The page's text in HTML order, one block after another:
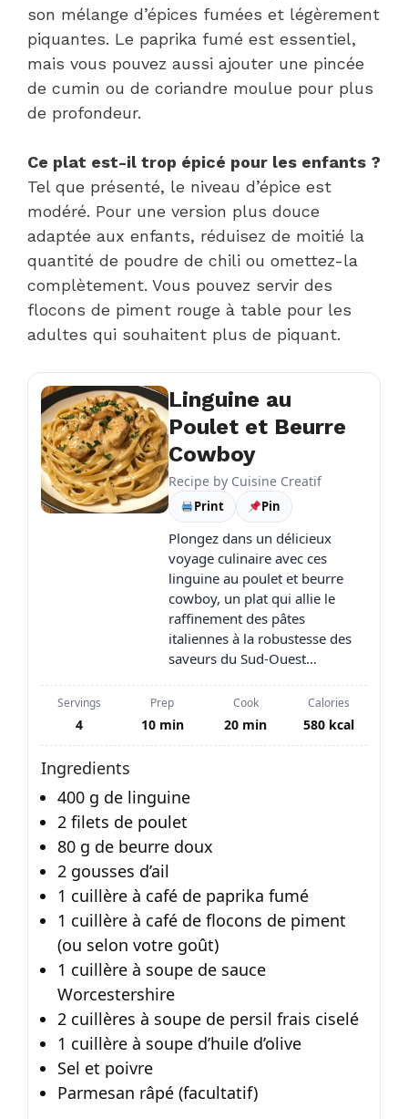
son mélange d’épices fumées et légèrement
piquantes. Le paprika fumé est essentiel,
mais vous pouvez aussi ajouter une pincée
de cumin ou de coriandre moulue pour plus
de profondeur.
Ce plat est-il trop épicé pour les enfants ?
Tel que présenté, le niveau d’épice est
modéré. Pour une version plus douce
adaptée aux enfants, réduisez de moitié la
quantité de poudre de chili ou omettez-la
complètement. Vous pouvez servir des
flocons de piment rouge à table pour les
adultes qui souhaitent plus de piquant.
Linguine au
Poulet et Beurre
Cowboy
Recipe by Cuisine Creatif
Print Pin
Plongez dans un délicieux
voyage culinaire avec ces
linguine au poulet et beurre
cowboy, un plat qui allie le
raffinement des pâtes
italiennes à la robustesse des
saveurs du Sud-Ouest…
Servings
4
Prep
10 min
Cook
20 min
Calories
580 kcal
Ingredients
400 g de linguine
2 filets de poulet
80 g de beurre doux
2 gousses d’ail
1 cuillère à café de paprika fumé
1 cuillère à café de flocons de piment
(ou selon votre goût)
1 cuillère à soupe de sauce
Worcestershire
2 cuillères à soupe de persil frais ciselé
1 cuillère à soupe d’huile d’olive
Sel et poivre
Parmesan râpé (facultatif)